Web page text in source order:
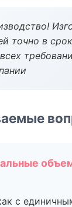
точно в
с